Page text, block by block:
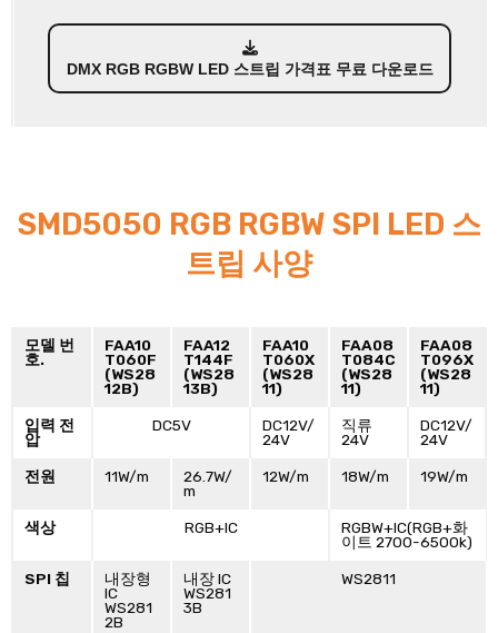
DMX RGB RGBW LED 스트립 가격표 무료 다운로드
SMD5050 RGB RGBW SPI LED 스
트립 사양
모델 번
호.
FAA10
T060F
(WS28
12B)
FAA12
T144F
(WS28
13B)
FAA10
T060X
(WS28
11)
FAA08
T084C
(WS28
11)
FAA08
T096X
(WS28
11)
입력 전
압
DC5V
DC12V/
24V
직류
24V
DC12V/
24V
전원 11W/m
26.7W/
m
12W/m 18W/m 19W/m
색상 RGB+IC
RGBW+IC(RGB+화
이트 2700-6500k)
SPI 칩
내장형
IC
WS281
2B
내장 IC
WS281
3B
WS2811